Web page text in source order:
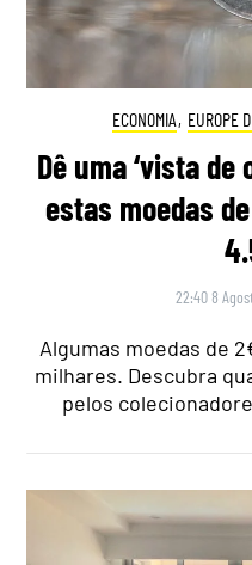
ECONOMIA, EUROPE
Dê uma ‘vista
estas moedas
22:40 8
Algumas moedas de
milhares. Descubra
pelos